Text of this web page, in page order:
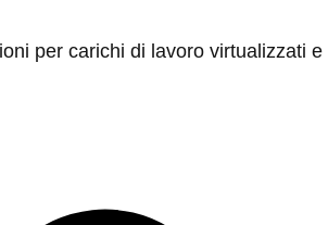
per carichi di lavoro virtualizzati e